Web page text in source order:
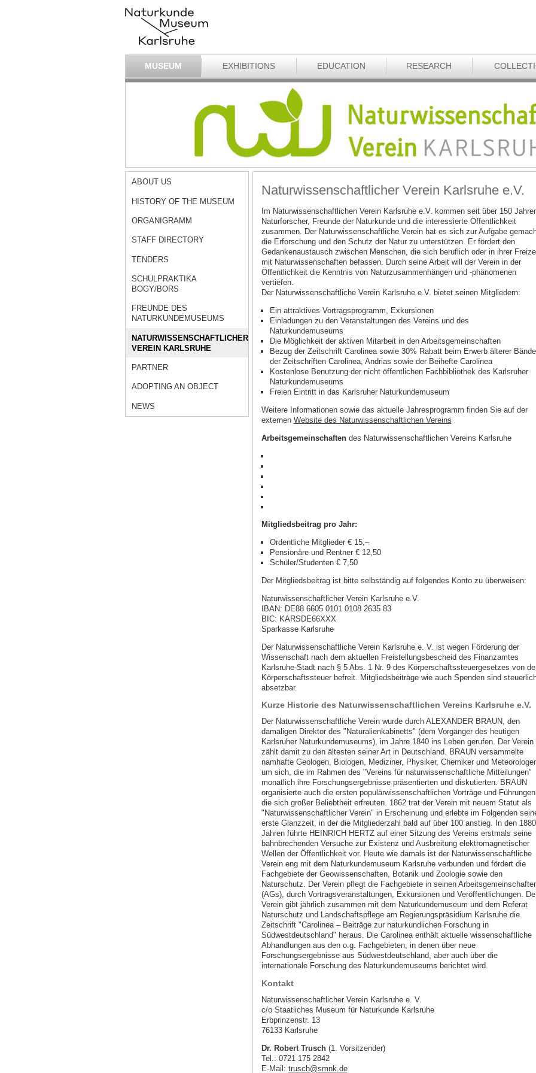
MUSEUM EXHIBITIONS EDUCATION RESEARCH
ABOUT US
HISTORY OF THE MUSEUM
ORGANIGRAMM
STAFF DIRECTORY
TENDERS
SCHULPRAKTIKA
BOGY/BORS
FREUNDE DES
NATURKUNDEMUSEUMS
NATURWISSENSCHAFTLICHER
VEREIN KARLSRUHE
PARTNER
ADOPTING AN OBJECT
NEWS
Naturwissenschaftlicher Verein Karlsruhe e.V.
Im Naturwissenschaftlichen Verein Karlsruhe e.V. kommen seit über 150
Naturforscher, Freunde der Naturkunde und die interessierte Öffentlichkeit
zusammen. Der Naturwissenschaftliche Verein hat es sich zur Aufgabe
die Erforschung und den Schutz der Natur zu unterstützen. Er fördert den
Gedankenaustausch zwischen Menschen, die sich beruflich oder in ihrer
mit Naturwissenschaften befassen. Durch seine Arbeit will der Verein in der
Öffentlichkeit die Kenntnis von Naturzusammenhängen und -phänomenen
vertiefen.
Der Naturwissenschaftliche Verein Karlsruhe e.V. bietet seinen Mitgliedern:
Ein attraktives Vortragsprogramm, Exkursionen
Einladungen zu den Veranstaltungen des Vereins und des
Naturkundemuseums
Die Möglichkeit der aktiven Mitarbeit in den Arbeitsgemeinschaften
Bezug der Zeitschrift Carolinea sowie 30% Rabatt beim Erwerb älterer Bände
der Zeitschriften Carolinea, Andrias sowie der Beihefte Carolinea
Kostenlose Benutzung der nicht öffentlichen Fachbibliothek des Karlsruher
Naturkundemuseums
Freien Eintritt in das Karlsruher Naturkundemuseum
Weitere Informationen sowie das aktuelle Jahresprogramm finden Sie auf der
externen Website des Naturwissenschaftlichen Vereins
Arbeitsgemeinschaftendes Naturwissenschaftlichen Vereins Karlsruhe
Mitgliedsbeitrag pro Jahr:
Ordentliche Mitglieder € 15,–
Pensionäre und Rentner € 12,50
Schüler/Studenten € 7,50
Der Mitgliedsbeitrag ist bitte selbständig auf folgendes Konto zu überweisen:
Naturwissenschaftlicher Verein Karlsruhe e.V.
IBAN: DE88 6605 0101 0108 2635 83
BIC: KARSDE66XXX
Sparkasse Karlsruhe
Der Naturwissenschaftliche Verein Karlsruhe e. V. ist wegen Förderung der
Wissenschaft nach dem aktuellen Freistellungsbescheid des Finanzamtes
Karlsruhe-Stadt nach § 5 Abs. 1 Nr. 9 des Körperschaftssteuergesetzes von
Körperschaftssteuer befreit. Mitgliedsbeiträge wie auch Spenden sind
absetzbar.
Kurze Historie des Naturwissenschaftlichen Vereins Karlsruhe e.V.
Der Naturwissenschaftliche Verein wurde durch ALEXANDER BRAUN, den
damaligen Direktor des "Naturalienkabinetts" (dem Vorgänger des heutigen
Karlsruher Naturkundemuseums), im Jahre 1840 ins Leben gerufen. Der Verein
zählt damit zu den ältesten seiner Art in Deutschland. BRAUN versammelte
namhafte Geologen, Biologen, Mediziner, Physiker, Chemiker und
um sich, die im Rahmen des "Vereins für naturwissenschaftliche Mitteilungen"
monatlich ihre Forschungsergebnisse präsentierten und diskutierten. BRAUN
organisierte auch die ersten populärwissenschaftlichen Vorträge und
die sich großer Beliebtheit erfreuten. 1862 trat der Verein mit neuem Statut als
"Naturwissenschaftlicher Verein" in Erscheinung und erlebte im Folgenden
erste Glanzzeit, in der die Mitgliederzahl bald auf über 100 anstieg. In den
Jahren führte HEINRICH HERTZ auf einer Sitzung des Vereins erstmals seine
bahnbrechenden Versuche zur Existenz und Ausbreitung elektromagnetischer
Wellen der Öffentlichkeit vor. Heute wie damals ist der Naturwissenschaftliche
Verein eng mit dem Naturkundemuseum Karlsruhe verbunden und fördert die
Fachgebiete der Geowissenschaften, Botanik und Zoologie sowie den
Naturschutz. Der Verein pflegt die Fachgebiete in seinen
(AGs), durch Vortragsveranstaltungen, Exkursionen und Veröffentlichungen.
Verein gibt jährlich zusammen mit dem Naturkundemuseum und dem Referat
Naturschutz und Landschaftspflege am Regierungspräsidium Karlsruhe die
Zeitschrift "Carolinea – Beiträge zur naturkundlichen Forschung in
Südwestdeutschland" heraus. Die Carolinea enthält aktuelle wissenschaftliche
Abhandlungen aus den o.g. Fachgebieten, in denen über neue
Forschungsergebnisse aus Südwestdeutschland, aber auch über die
internationale Forschung des Naturkundemuseums berichtet wird.
Kontakt
Naturwissenschaftlicher Verein Karlsruhe e. V.
c/o Staatliches Museum für Naturkunde Karlsruhe
Erbprinzenstr. 13
76133 Karlsruhe
Dr. Robert Trusch(1. Vorsitzender)
Tel.: 0721 175 2842
E-Mail: trusch@smnk de